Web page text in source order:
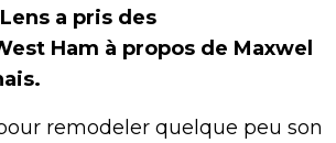
a pris des
Ham à propos de Maxwel
remodeler quelque peu son